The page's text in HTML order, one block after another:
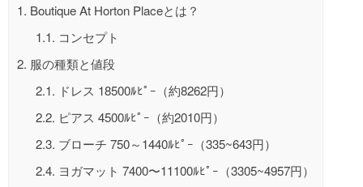
1. Boutique At Horton Placeとは？
1.1. コンセプト
2. 服の種類と値段
2.1. ドレス 18500ﾙﾋﾟｰ（約8262円）
2.2. ピアス 4500ﾙﾋﾟｰ（約2010円）
2.3. ブローチ 750～1440ﾙﾋﾟｰ（335~643円）
2.4. ヨガマット 7400〜11100ﾙﾋﾟｰ（3305~4957円）